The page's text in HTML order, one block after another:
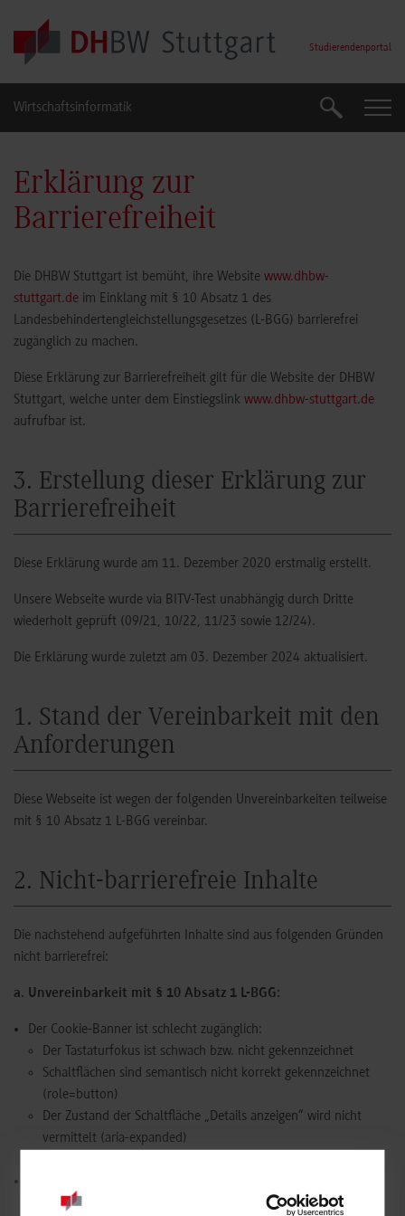
Skip to main content
Studierendenportal
Wirtschaftsinformatik Suche
Erklärung zur
Barrierefreiheit
Die DHBW Stuttgart ist bemüht, ihre Website www.dhbw-
stuttgart.de im Einklang mit § 10 Absatz 1 des
Landesbehindertengleichstellungsgesetzes (L-BGG) barrierefrei
zugänglich zu machen.
Diese Erklärung zur Barrierefreiheit gilt für die Website der DHBW
Stuttgart, welche unter dem Einstiegslink www.dhbw-stuttgart.de
aufrufbar ist.
3. Erstellung dieser Erklärung zur
Barrierefreiheit
Diese Erklärung wurde am 11. Dezember 2020 erstmalig erstellt.
Unsere Webseite wurde via BITV-Test unabhängig durch Dritte
wiederholt geprüft (09/21, 10/22, 11/23 sowie 12/24).
Die Erklärung wurde zuletzt am 03. Dezember 2024 aktualisiert.
1. Stand der Vereinbarkeit mit den
Anforderungen
Diese Webseite ist wegen der folgenden Unvereinbarkeiten teilweise
mit § 10 Absatz 1 L-BGG vereinbar.
2. Nicht-barrierefreie Inhalte
Die nachstehend aufgeführten Inhalte sind aus folgenden Gründen
nicht barrierefrei:
a. Unvereinbarkeit mit § 10 Absatz 1 L-BGG:
Der Cookie-Banner ist schlecht zugänglich:
Der Tastaturfokus ist schwach bzw. nicht gekennzeichnet
Schaltflächen sind semantisch nicht korrekt gekennzeichnet
(role=button)
Der Zustand der Schaltfläche „Details anzeigen“ wird nicht
vermittelt (aria-expanded)
Informationen zur Navigation in Leichter Sprache müssen noch